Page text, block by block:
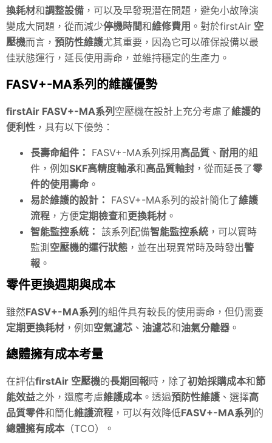
換耗材和調整設備 ，可以及早發現潛在問題，避免小故障演
變成大問題，從而減少停機時間和維修費用 。對於firstAir 空
壓機而言， 預防性維護尤其重要，因為它可以確保設備以最
佳狀態運行，延長使用壽命，並維持穩定的生產力。
FASV+-MA系列的維護優勢
firstAir FASV+-MA系列 空壓機在設計上充分考慮了維護的
便利性 ，具有以下優勢：
長壽命組件： FASV+-MA系列採用 高品質 、 耐用 的組
件，例如SKF高精度軸承和高品質軸封 ，從而延長了零
件的使用壽命 。
易於維護的設計： FASV+-MA系列的設計簡化了維護
流程 ，方便定期檢查和更換耗材 。
智能監控系統： 該系列配備智能監控系統 ，可以實時
監測 空壓機的運行狀態 ，並在出現異常時及時發出警
報 。
零件更換週期與成本
雖然FASV+-MA系列 的組件具有較長的使用壽命，但仍需要
定期更換耗材 ，例如空氣濾芯 、 油濾芯和油氣分離器 。
總體擁有成本考量
在評估firstAir 空壓機的長期回報時，除了初始採購成本和節
能效益之外，還應考慮維護成本 。透過預防性維護 、選擇高
品質零件和簡化維護流程 ，可以有效降低FASV+-MA系列 的
總體擁有成本 （TCO）。